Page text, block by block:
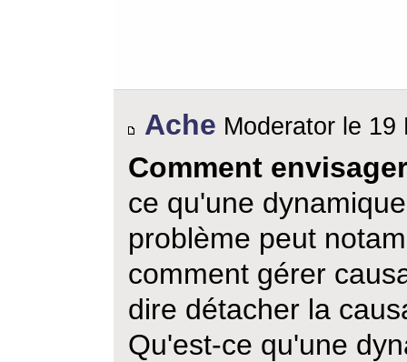
Ache Moderator le 19
Comment
ce qu'une
problème peut
comment gérer
dire détacher la
Qu'est-ce qu'une